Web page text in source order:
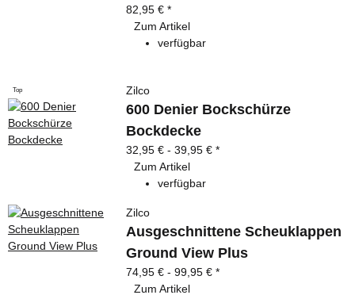
82,95 €*
Zum Artikel
verfügbar
Top Zilco
600 Denier Bockschürze
Bockdecke
32,95 € -39,95 €*
Zum Artikel
verfügbar
Zilco
Ausgeschnittene Scheuklappen
Ground View Plus
74,95 € -99,95 €*
Zum Artikel